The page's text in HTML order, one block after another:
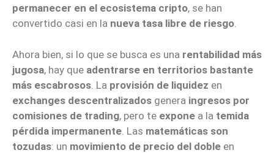
permanecer en el ecosistema cripto, se han
convertido casi en la nueva tasa libre de riesgo.
Ahora bien, si lo que se busca es una rentabilidad más
jugosa, hay que adentrarse en territorios bastante
más escabrosos . La provisión de liquidez en
exchanges descentralizados genera ingresos por
comisiones de trading, pero te expone a la temida
pérdida impermanente . Las matemáticas son
tozudas: un movimiento de precio del doble en